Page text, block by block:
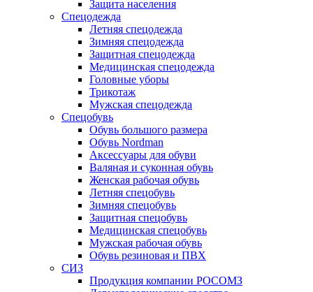
Защита населения
Спецодежда
Летняя спецодежда
Зимняя спецодежда
Защитная спецодежда
Медицинская спецодежда
Головные уборы
Трикотаж
Мужская спецодежда
Спецобувь
Обувь большого размера
Обувь Nordman
Аксессуары для обуви
Валяная и суконная обувь
Женская рабочая обувь
Летняя спецобувь
Зимняя спецобувь
Защитная спецобувь
Медицинская спецобувь
Мужская рабочая обувь
Обувь резиновая и ПВХ
СИЗ
Продукция компании РОСОМЗ